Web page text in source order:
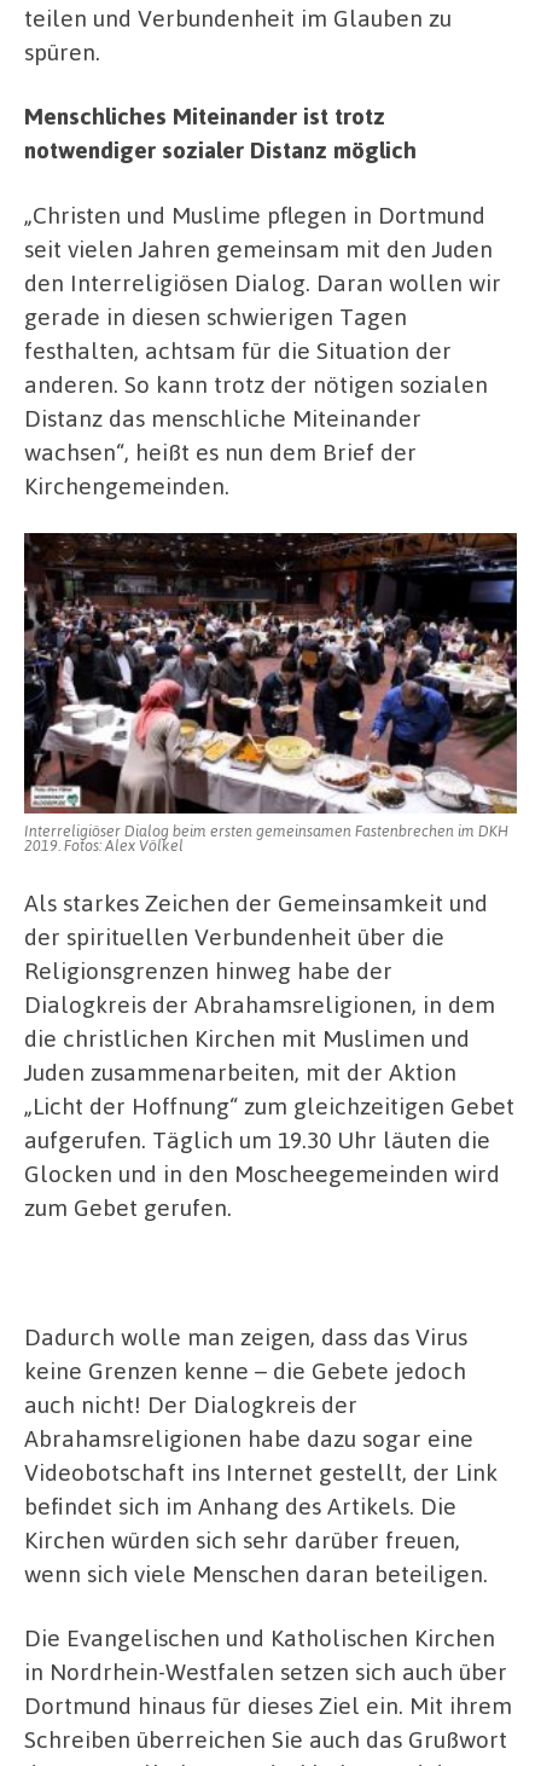
teilen und Verbundenheit im Glauben zu
spüren.
Menschliches Miteinander ist trotz
notwendiger sozialer Distanz möglich
„Christen und Muslime pflegen in Dortmund
seit vielen Jahren gemeinsam mit den Juden
den Interreligiösen Dialog. Daran wollen wir
gerade in diesen schwierigen Tagen
festhalten, achtsam für die Situation der
anderen. So kann trotz der nötigen sozialen
Distanz das menschliche Miteinander
wachsen“, heißt es nun dem Brief der
Kirchengemeinden.
Interreligiöser Dialog beim ersten gemeinsamen Fastenbrechen im DKH
2019. Fotos: Alex Völkel
Als starkes Zeichen der Gemeinsamkeit und
der spirituellen Verbundenheit über die
Religionsgrenzen hinweg habe der
Dialogkreis der Abrahamsreligionen, in dem
die christlichen Kirchen mit Muslimen und
Juden zusammenarbeiten, mit der Aktion
„Licht der Hoffnung“ zum gleichzeitigen Gebet
aufgerufen. Täglich um 19.30 Uhr läuten die
Glocken und in den Moscheegemeinden wird
zum Gebet gerufen.
Dadurch wolle man zeigen, dass das Virus
keine Grenzen kenne – die Gebete jedoch
auch nicht! Der Dialogkreis der
Abrahamsreligionen habe dazu sogar eine
Videobotschaft ins Internet gestellt, der Link
befindet sich im Anhang des Artikels. Die
Kirchen würden sich sehr darüber freuen,
wenn sich viele Menschen daran beteiligen.
Die Evangelischen und Katholischen Kirchen
in Nordrhein-Westfalen setzen sich auch über
Dortmund hinaus für dieses Ziel ein. Mit ihrem
Schreiben überreichen Sie auch das Grußwort